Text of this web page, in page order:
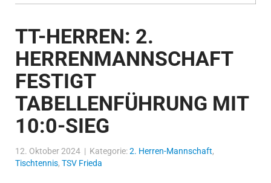
TT-HERREN: 2.
HERRENMANNSCHAFT
FESTIGT
TABELLENFÜHRUNG MIT
10:0-SIEG
12. Oktober 2024 | Kategorie:2. Herren-Mannschaft,
Tischtennis, TSV Frieda